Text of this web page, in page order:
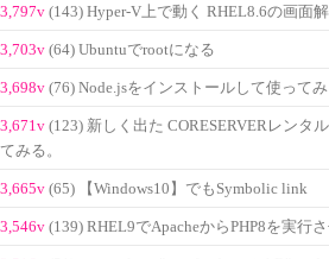
3,797v (143) Hyper-V上で動く RHEL8.6の画面
3,703v (64) Ubuntuでrootになる
3,698v (76) Node.jsをインストールして使ってみ
3,671v (123) 新しく出た CORESERVERレンタ
てみる。
3,665v (65) 【Windows10】でもSymbolic link
3,546v (139) RHEL9でApacheからPHP8を実行さ